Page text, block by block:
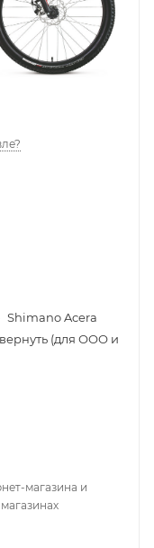
Shimano Acera
(для ООО и
магазина и